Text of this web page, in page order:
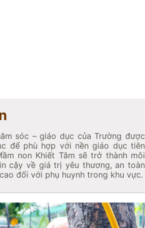
sóc – giáo dục của Trường được
để phù hợp với nền giáo dục tiên
non Khiết Tâm sẽ trở thành môi
cậy về giá trị yêu thương, an toàn
đối với phụ huynh trong khu vực.